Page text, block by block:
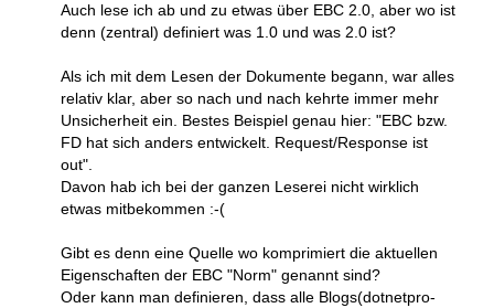
Auch lese ich ab und zu etwas über EBC 2.0, aber wo ist
denn (zentral) definiert was 1.0 und was 2.0 ist?
Als ich mit dem Lesen der Dokumente begann, war alles
relativ klar, aber so nach und nach kehrte immer mehr
Unsicherheit ein. Bestes Beispiel genau hier: "EBC bzw.
FD hat sich anders entwickelt. Request/Response ist
out".
Davon hab ich bei der ganzen Leserei nicht wirklich
etwas mitbekommen :-(
Gibt es denn eine Quelle wo komprimiert die aktuellen
Eigenschaften der EBC "Norm" genannt sind?
Oder kann man definieren, dass alle Blogs(dotnetpro-